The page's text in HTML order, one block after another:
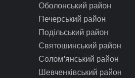
Оболонський район
Печерський район
Подільський район
Святошинський район
Солом’янський район
Шевченківський район